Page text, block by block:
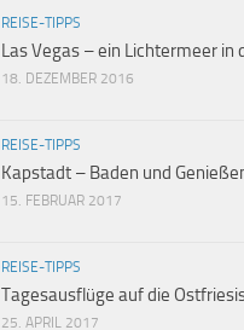
REISE-TIPPS
Las Vegas – ein Lichtermeer in
18. DEZEMBER 2016
REISE-TIPPS
Kapstadt – Baden und
15. FEBRUAR 2017
REISE-TIPPS
Tagesausflüge auf die
25. APRIL 2017